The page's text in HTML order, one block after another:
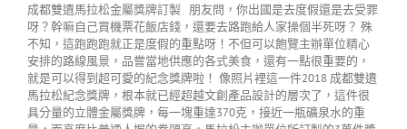
成都雙遺馬拉松金屬獎牌訂製 朋友問，你出國是去度假還是去受罪
呀？幹嘛自己買機票花飯店錢，還要去路跑給人家操個半死呀？ 殊
不知，這跑跑跑就正是度假的重點呀！不但可以飽覽主辦單位精心
安排的路線風景，品嘗當地供應的各式美食，還有一點很重要的，
就是可以得到超可愛的紀念獎牌啦！ 像照片裡這一件2018 成都雙遺
馬拉松紀念獎牌，根本就已經超越文創產品設計的層次了，這件很
具分量的立體金屬獎牌，每一塊重達370克，接近一瓶礦泉水的重